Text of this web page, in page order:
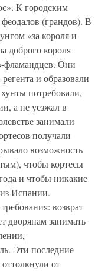
К городским
(грандов). В
«за короля и
доброго короля
фламандцев. Они
и образовали
потребовали,
а не уезжал в
занимали
получали
возможность
чтобы кортесы
и чтобы никакие
Испании.
возврат
дворянам занимать
Эти последние
от